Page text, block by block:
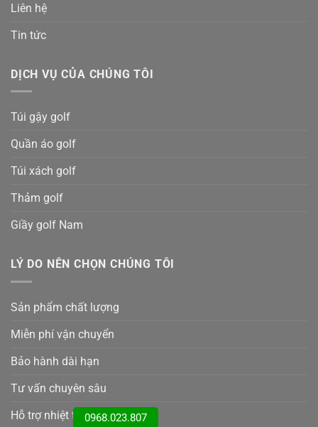
Liên hệ
Tin tức
DỊCH VỤ CỦA CHÚNG TÔI
Túi gậy golf
Quần áo golf
Túi xách golf
Thảm golf
Giầy golf Nam
LÝ DO NÊN CHỌN CHÚNG TÔI
Sản phẩm chất lượng
Miễn phí vận chuyển
Bảo hành dài hạn
Tư vấn chuyên sâu
Hỗ trợ nhiệt tình0968.023.807